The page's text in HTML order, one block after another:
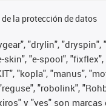
la protección de datos
"drylin", "dryspin",
"e-spool",
"kopla", "manus",
"robolink",
y "yes" son